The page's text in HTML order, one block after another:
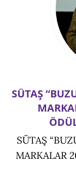
SÜTAŞ
SÜTAŞ
MARKALAR